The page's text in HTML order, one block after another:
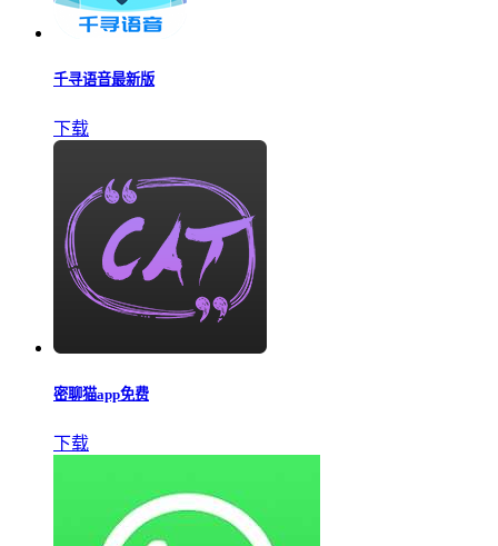
千寻语音最新版
下载
密聊猫app免费
下载